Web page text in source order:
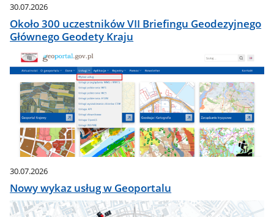
30.07.2026
Około 300 uczestników VII Briefingu Geodezyjnego
Głównego Geodety Kraju
30.07.2026
Nowy wykaz usług w Geoportalu